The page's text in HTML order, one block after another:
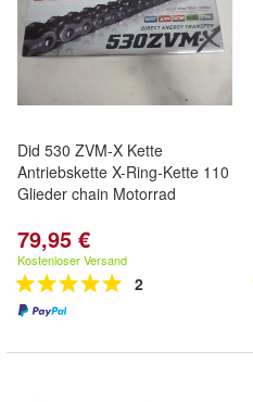
Did 530 ZVM-X Kette
Antriebskette X-Ring-Kette 110
Glieder chain Motorrad
79,95 €
Kostenloser Versand
2